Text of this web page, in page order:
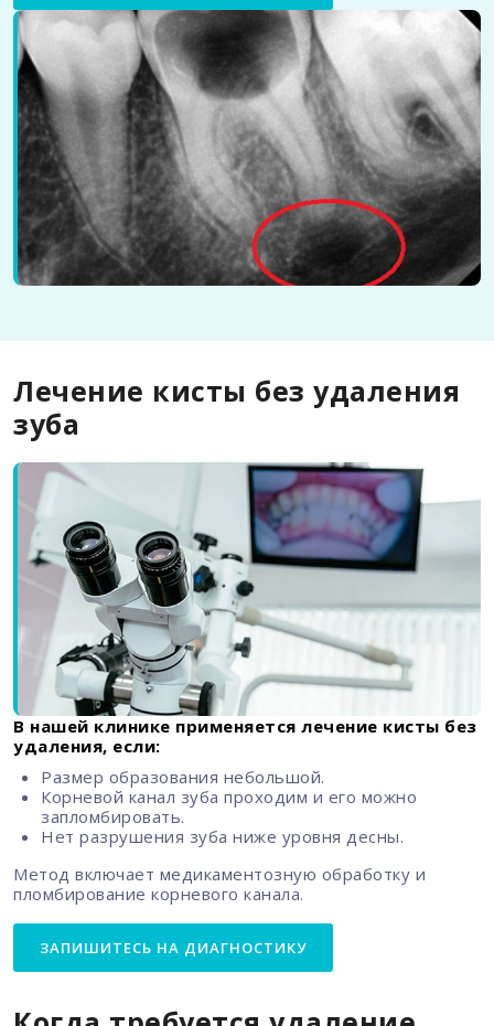
Лечение кисты без удаления
зуба
В нашей клинике применяется лечение кисты без
удаления, если:
Размер образования небольшой.
Корневой канал зуба проходим и его можно
запломбировать.
Нет разрушения зуба ниже уровня десны.
Метод включает медикаментозную обработку и
пломбирование корневого канала.
ЗАПИШИТЕСЬ НА ДИАГНОСТИКУ